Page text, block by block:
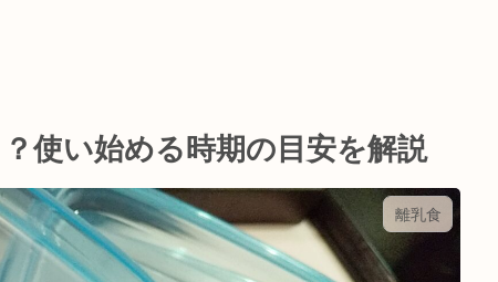
使い始める時期の目安を解説
離乳食